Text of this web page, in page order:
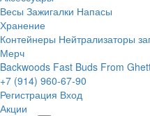
Весы Зажигалки Напасы
Хранение
Контейнеры Нейтрализаторы
Мерч
Backwoods Fast Buds From
+7 (914) 960-67-90
Регистрация Вход
Акции